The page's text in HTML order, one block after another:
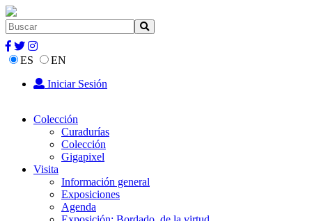
ES
EN
Iniciar Sesión
Colección
Curadurías
Colección
Gigapixel
Visita
Información general
Exposiciones
Agenda